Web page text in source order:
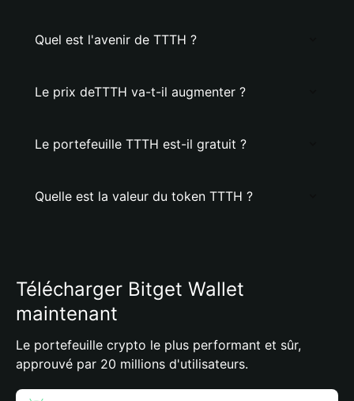
Quel est l'avenir de TTTH ?
Le prix deTTTH va-t-il augmenter ?
Le portefeuille TTTH est-il gratuit ?
Quelle est la valeur du token TTTH ?
Télécharger Bitget Wallet
maintenant
Le portefeuille crypto le plus performant et sûr,
approuvé par 20 millions d'utilisateurs.